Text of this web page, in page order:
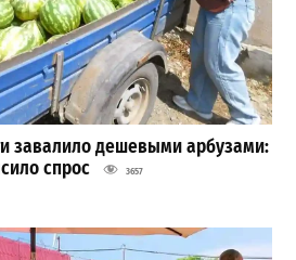
завалило дешевыми арбузами:
спрос
3657